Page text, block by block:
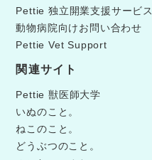
Pettie 独立開業支援サービス
動物病院向けお問い合わせ
Pettie Vet Support
関連サイト
Pettie 獣医師大学
いぬのこと。
ねこのこと。
どうぶつのこと。